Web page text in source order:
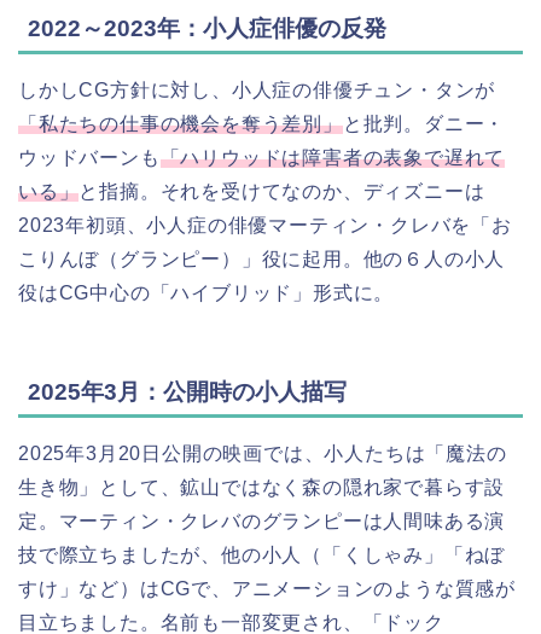
2022～2023年：小人症俳優の反発
しかしCG方針に対し、小人症の俳優チュン・タンが
「私たちの仕事の機会を奪う差別」と批判。ダニー・
ウッドバーンも「ハリウッドは障害者の表象で遅れて
いる」と指摘。それを受けてなのか、ディズニーは
2023年初頭、小人症の俳優マーティン・クレバを「お
こりんぼ（グランピー）」役に起用。他の６人の小人
役はCG中心の「ハイブリッド」形式に。
2025年3月：公開時の小人描写
2025年3月20日公開の映画では、小人たちは「魔法の
生き物」として、鉱山ではなく森の隠れ家で暮らす設
定。マーティン・クレバのグランピーは人間味ある演
技で際立ちましたが、他の小人（「くしゃみ」「ねぼ
すけ」など）はCGで、アニメーションのような質感が
目立ちました。名前も一部変更され、「ドック